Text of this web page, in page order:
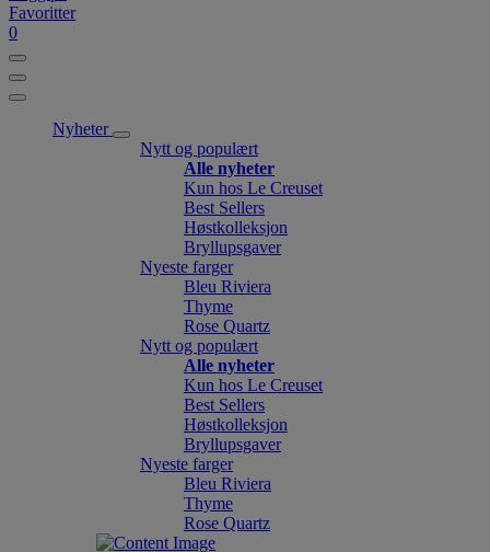
Favoritter
0
Nyheter
Nytt og populært
Alle nyheter
Kun hos Le Creuset
Best Sellers
Høstkolleksjon
Bryllupsgaver
Nyeste farger
Bleu Riviera
Thyme
Rose Quartz
Nytt og populært
Alle nyheter
Kun hos Le Creuset
Best Sellers
Høstkolleksjon
Bryllupsgaver
Nyeste farger
Bleu Riviera
Thyme
Rose Quartz